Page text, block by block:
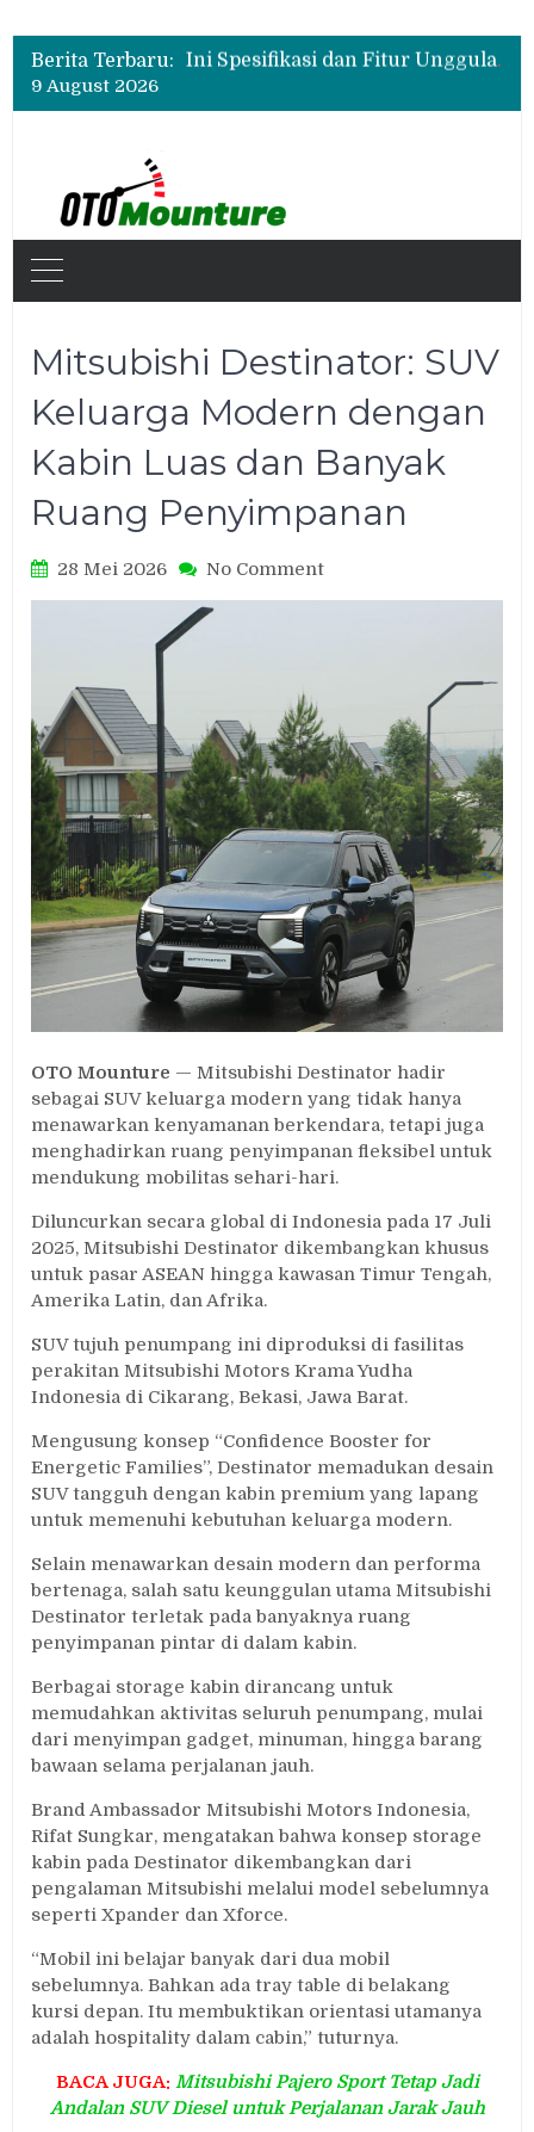
Berita Terbaru:
Ini Spesifikasi dan Fitur Unggulan Chery Tiggo V
Beli Mobil Jangan Cuma Lihat Cicilan, TAF dan OJK Tekankan Pentingnya Literasi Keuangan
9 August 2026
Mitsubishi Destinator: SUV
Keluarga Modern dengan
Kabin Luas dan Banyak
Ruang Penyimpanan
28 Mei 2026 No Commenton
dengan
Kabin
Luas
dan
Banyak
Ruang
Penyimpanan
OTO Mounture — Mitsubishi Destinator hadir
sebagai SUV keluarga modern yang tidak hanya
menawarkan kenyamanan berkendara, tetapi juga
menghadirkan ruang penyimpanan fleksibel untuk
mendukung mobilitas sehari-hari.
Diluncurkan secara global di Indonesia pada 17 Juli
2025, Mitsubishi Destinator dikembangkan khusus
untuk pasar ASEAN hingga kawasan Timur Tengah,
Amerika Latin, dan Afrika.
SUV tujuh penumpang ini diproduksi di fasilitas
perakitan Mitsubishi Motors Krama Yudha
Indonesia di Cikarang, Bekasi, Jawa Barat.
Mengusung konsep “Confidence Booster for
Energetic Families”, Destinator memadukan desain
SUV tangguh dengan kabin premium yang lapang
untuk memenuhi kebutuhan keluarga modern.
Selain menawarkan desain modern dan performa
bertenaga, salah satu keunggulan utama Mitsubishi
Destinator terletak pada banyaknya ruang
penyimpanan pintar di dalam kabin.
Berbagai storage kabin dirancang untuk
memudahkan aktivitas seluruh penumpang, mulai
dari menyimpan gadget, minuman, hingga barang
bawaan selama perjalanan jauh.
Brand Ambassador Mitsubishi Motors Indonesia,
Rifat Sungkar, mengatakan bahwa konsep storage
kabin pada Destinator dikembangkan dari
pengalaman Mitsubishi melalui model sebelumnya
seperti Xpander dan Xforce.
“Mobil ini belajar banyak dari dua mobil
sebelumnya. Bahkan ada tray table di belakang
kursi depan. Itu membuktikan orientasi utamanya
adalah hospitality dalam cabin,” tuturnya.
BACA JUGA: Mitsubishi Pajero Sport Tetap Jadi
Andalan SUV Diesel untuk Perjalanan Jarak Jauh